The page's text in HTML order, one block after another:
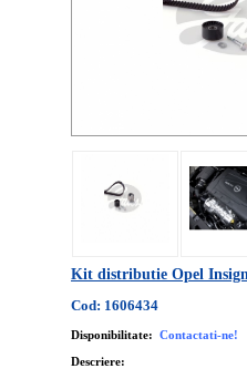
Kit distributie Opel
Cod: 1606434
Disponibilitate: Contactati-ne!
Descriere: